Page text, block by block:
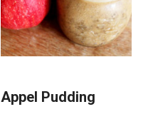
Appel Pudding